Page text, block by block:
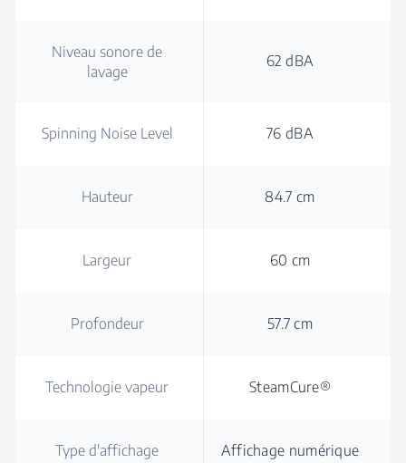
Niveau sonore de
lavage
62 dBA
Spinning Noise Level 76 dBA
Hauteur 84.7 cm
Largeur 60 cm
Profondeur 57.7 cm
Technologie vapeur SteamCure®
Type d'affichage Affichage numérique